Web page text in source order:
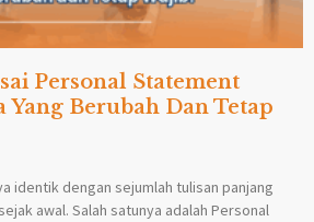
Personal Statement
Yang Berubah Dan Tetap
identik dengan sejumlah tulisan panjang
awal. Salah satunya adalah Personal